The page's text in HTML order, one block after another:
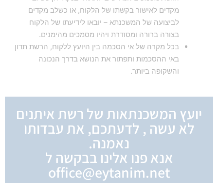
מקדים לאישור בקשתו של הלקוח, או כשלב מקדים
לביצועה של המשכנתא – יובאו לידיעתו של הלקוח
בצורה ברורה ומסודרת ויהיו מסמכים מהימנים.
בכל מקרה של אי הסכמה בין היועץ ללקוח, הרשת תדון
באי ההסכמות ותפתור את הנושא בדרך הנכונה
והשקופה ביותר.
יועץ המשכנתאות של רשת איתנים
לא עשה , לדעתכם, את עבדותו
נאמנה.
אנא פנו אלינו בבקשה ל
office@eytanim.net